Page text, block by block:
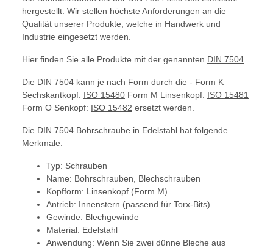
hergestellt. Wir stellen höchste Anforderungen an die
Qualität unserer Produkte, welche in Handwerk und
Industrie eingesetzt werden.
Hier finden Sie alle Produkte mit der genannten DIN 7504
Die DIN 7504 kann je nach Form durch die - Form K
Sechskantkopf: ISO 15480 Form M Linsenkopf: ISO 15481
Form O Senkopf: ISO 15482 ersetzt werden.
Die DIN 7504 Bohrschraube in Edelstahl hat folgende
Merkmale:
Typ: Schrauben
Name: Bohrschrauben, Blechschrauben
Kopfform: Linsenkopf (Form M)
Antrieb: Innenstern (passend für Torx-Bits)
Gewinde: Blechgewinde
Material: Edelstahl
Anwendung: Wenn Sie zwei dünne Bleche aus